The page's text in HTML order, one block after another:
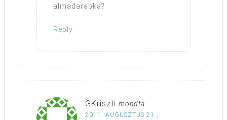
almadarabka?
Reply
GKriszti mondta
2011. AUGUSZTUS 21.,